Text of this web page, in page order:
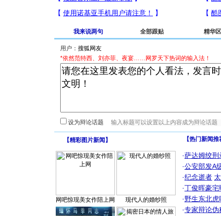
我来说两句 全部跟贴 精华区
用户：
*依然范特西、刘亦菲、夜宴……网罗天下热词的输入法！
设为辩论话题
【精彩图片新闻 】
网吧惊现美女作陪上网 现代人的婚纱照
【热门新闻
·萨达姆绞刑
·公安部发A
·纪念逝者
·丁俊晖豪
·野生东北
·专家辩论伪